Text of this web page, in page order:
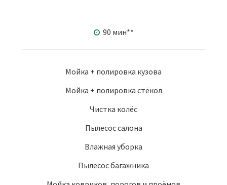
90 мин**
Мойка + полировка кузова
Мойка + полировка стёкол
Чистка колёс
Пылесос салона
Влажная уборка
Пылесос багажника